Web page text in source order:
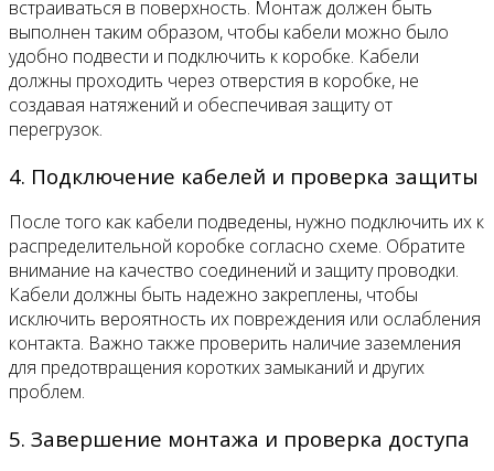
встраиваться в поверхность. Монтаж должен быть
выполнен таким образом, чтобы кабели можно было
удобно подвести и подключить к коробке. Кабели
должны проходить через отверстия в коробке, не
создавая натяжений и обеспечивая защиту от
перегрузок.
4. Подключение кабелей и проверка защиты
После того как кабели подведены, нужно подключить их к
распределительной коробке согласно схеме. Обратите
внимание на качество соединений и защиту проводки.
Кабели должны быть надежно закреплены, чтобы
исключить вероятность их повреждения или ослабления
контакта. Важно также проверить наличие заземления
для предотвращения коротких замыканий и других
проблем.
5. Завершение монтажа и проверка доступа